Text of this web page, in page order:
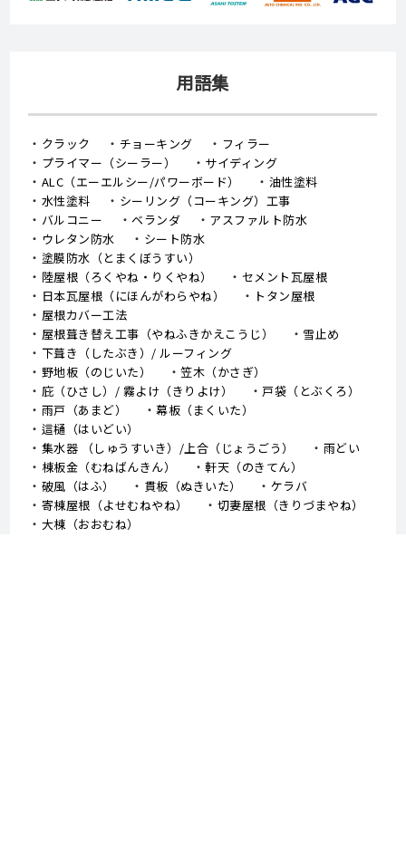
用語集
クラック チョーキング
フィラー
プライマー（シーラー）
サイディング
ALC（エーエルシー/パワーボード）
油性塗料
水性塗料
シーリング（コーキング）工事
バルコニー
ベランダ
アスファルト防水
ウレタン防水
シート防水
塗膜防水（とまくぼうすい）
陸屋根（ろくやね・りくやね）
セメント瓦屋根
日本瓦屋根（にほんがわらやね）
トタン屋根
屋根カバー工法
屋根葺き替え工事（やねふきかえこうじ）
雪止め
下葺き（したぶき）/ ルーフィング
野地板（のじいた）
笠木（かさぎ）
庇（ひさし）/ 霧よけ（きりよけ）
戸袋（とぶくろ）
雨戸（あまど）
幕板（まくいた）
這樋（はいどい）
集水器 （しゅうすいき）/上合（じょうごう）
雨どい
棟板金（むねばんきん）
軒天（のきてん）
破風（はふ）
貫板（ぬきいた）
ケラバ
寄棟屋根（よせむねやね）
切妻屋根（きりづまやね）
大棟（おおむね）